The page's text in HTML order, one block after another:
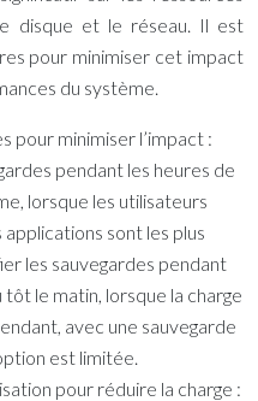
disque et le réseau. Il est
pour minimiser cet impact
du système.
pour minimiser l’impact :
pendant les heures de
lorsque les utilisateurs
sont les plus
les sauvegardes pendant
tôt le matin, lorsque la charge
avec une sauvegarde
est limitée.
pour réduire la charge :